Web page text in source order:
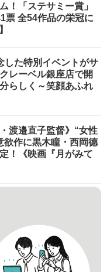
！「ステサミー賞」
票 全54作品の栄冠に
した特別イベントがサ
レーベル銀座店で開
らしく～笑顔あふれ
渡邉直子監督》“女性
欲作に黒木瞳・西岡德
！《映画『月がみて